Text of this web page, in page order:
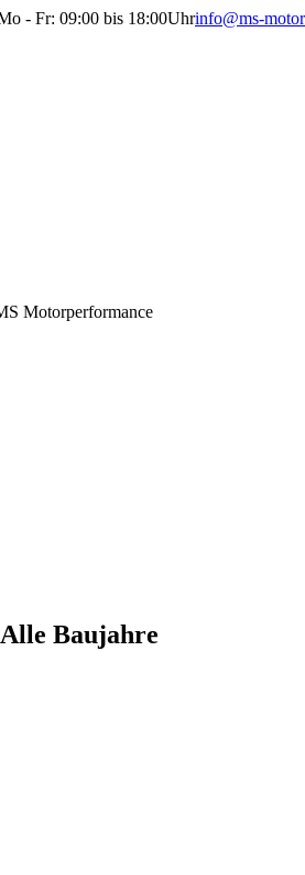
- Fr: 09:00 bis 18:00Uhrinfo@ms-
Baujahre